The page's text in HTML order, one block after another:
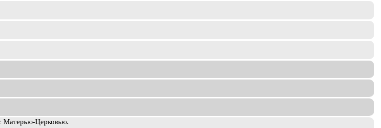
Матерью-Церковью.